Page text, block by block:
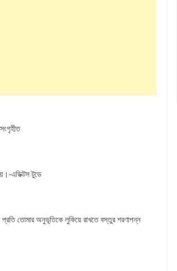
এডিক্টস টুডে
তোমার অনুভূতিকে লুকিয়ে রাখতে বস্তুর শরণাপন্ন